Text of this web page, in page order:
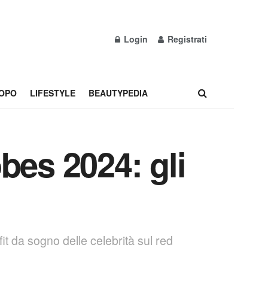
Login Registrati
LIFESTYLE BEAUTYPEDIA
2024: gli
da sogno delle celebrità sul red